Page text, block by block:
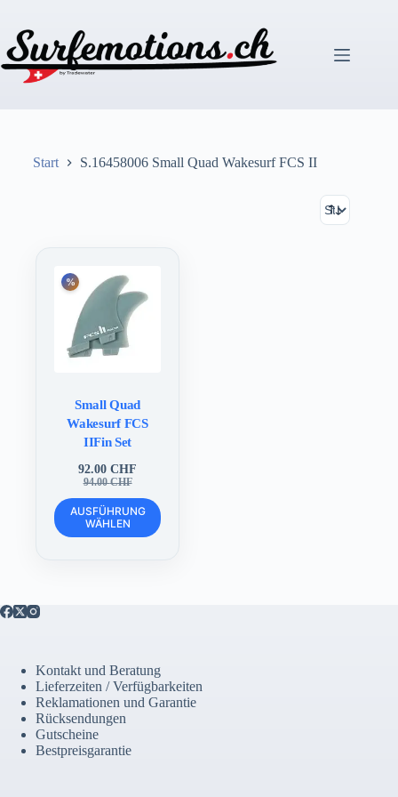
springen
Start S.16458006 Small Quad Wakesurf FCS II
Small Quad
Wakesurf FCS
IIFin Set
94.00CHF
Ursprünglicher
Preis
war:
94.00 CHF
92.00CHF
Aktueller
Preis
ist:
92.00 CHF.
AUSFÜHRUNG
WÄHLEN
Dieses
Produkt
weist
der
Produktseite
gewählt
werden
Kontakt und Beratung
Lieferzeiten / Verfügbarkeiten
Reklamationen und Garantie
Rücksendungen
Gutscheine
Bestpreisgarantie